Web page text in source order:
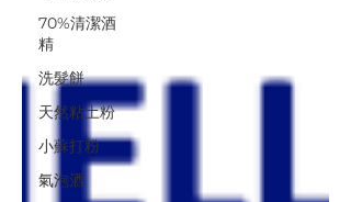
70%清潔酒
精
洗髮餅
天然粘土粉
小蘇打粉
氣泡酒